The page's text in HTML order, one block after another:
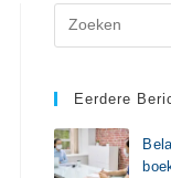
Eerdere